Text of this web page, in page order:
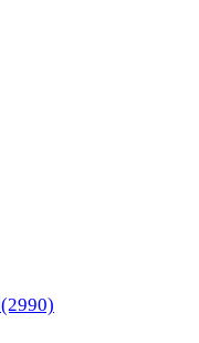
(2990)